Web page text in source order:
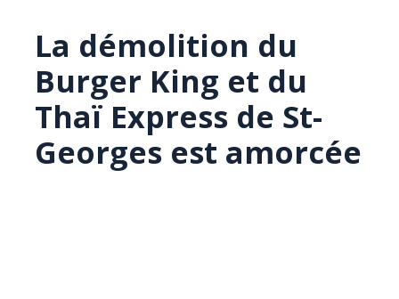
La démolition du
Burger King et du
Thaï Express de St-
Georges est amorcée